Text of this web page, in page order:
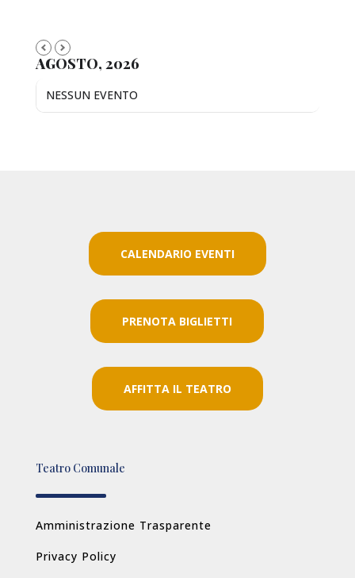
AGOSTO, 2026
NESSUN EVENTO
CALENDARIO EVENTI
PRENOTA BIGLIETTI
AFFITTA IL TEATRO
Teatro Comunale
Amministrazione Trasparente
Privacy Policy